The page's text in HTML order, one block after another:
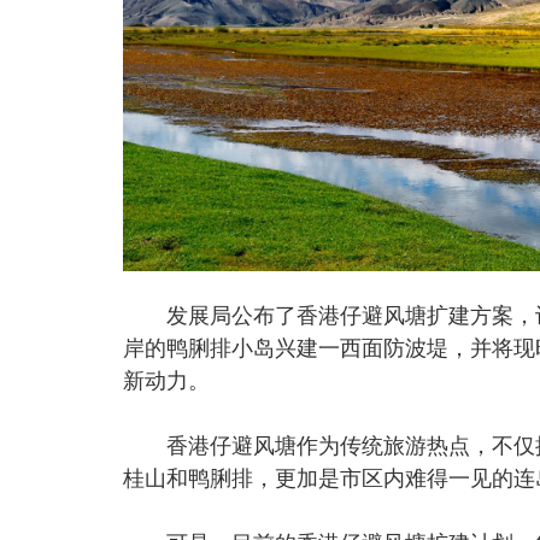
发展局公布了香港仔避风塘扩建方案，
岸的鸭脷排小岛兴建一西面防波堤，并将
新动力。
香港仔避风塘作为传统旅游热点，不仅
桂山和鸭脷排，更加是市区内难得一见的